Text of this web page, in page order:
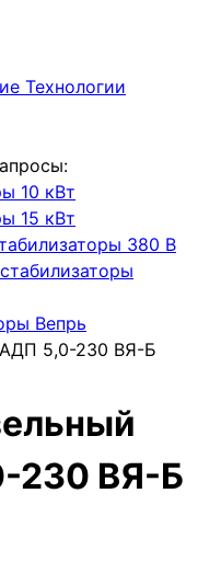
Технологии
10 кВт
15 кВт
380 В
Вепрь
АДП 5,0-230 ВЯ-Б
230 ВЯ-Б